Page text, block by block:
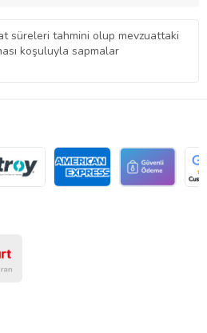
süreleri tahmini olup mevzuattaki
koşuluyla sapmalar